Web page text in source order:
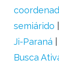
semiárido
Ji-Paraná
Busca